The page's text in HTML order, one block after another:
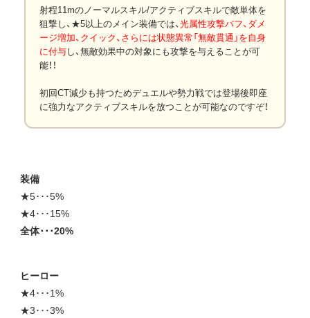
射程11mのノーマルスキル/アクティブスキルで敵単体を
狙撃し、★5以上のメイン装備では、光属性攻撃バフ、ダメ
ージ増加、クイック、さらには状態異常「無敵貫通」を自身
に付与し、無敵効果中の対象にも攻撃を与えることが可
能！！
初回CT減少も持つためデュエルや勢力戦では登場後即座
に強力なアクティブスキルを放つことが可能なのですぞ！
装備
★5･･･5%
★4･･･15%
全体･･･20%
ヒーロー
★4･･･1%
★3･･･3%